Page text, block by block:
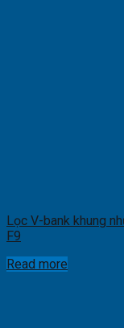
Lọc V-bank khung
F9
Read more